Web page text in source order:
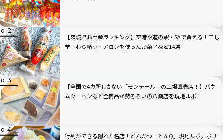
【茨城県お土産ランキング】空港や道の駅・SAで買える！干し
芋・わら納豆・メロンを使ったお菓子など14選
【全国で4カ所しかない「モンテール」の工場直売店！】バウ
ムクーヘンなど全商品が勢ぞろいの八潮店を現地ルポ！
行列ができる隠れた名店！とんかつ「とんQ」現地ルポ。ボリ